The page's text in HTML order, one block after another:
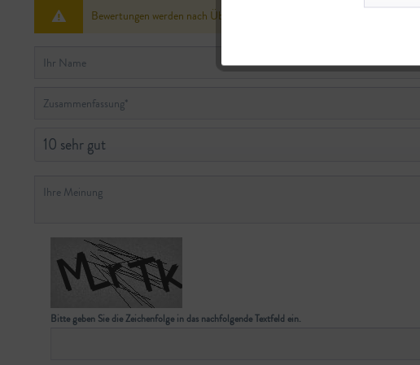
Bewertungen werden nach Überprüfung freigeschaltet.
Bitte geben Sie die Zeichenfolge in das nachfolgende Textfeld ein.